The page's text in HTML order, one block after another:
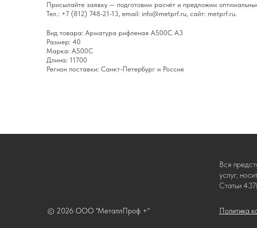
Присылайте заявку — подготовим расчёт и предложим
Тел.: +7 (812) 748-21-13, email: info@metprf.ru, сайт: metprf.ru.
Вид товара: Арматура рифленая А500С А3
Размер: 40
Марка: А500С
Длина: 11700
Регион поставки: Санкт-Петербург и Россия
Политика
© 2026 ООО "МеталлПроф +"
Вся
услуг,
Статьи